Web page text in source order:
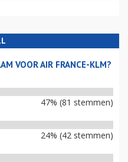
VOOR AIR FRANCE-KLM?
47% (81 stemmen)
24% (42 stemmen)